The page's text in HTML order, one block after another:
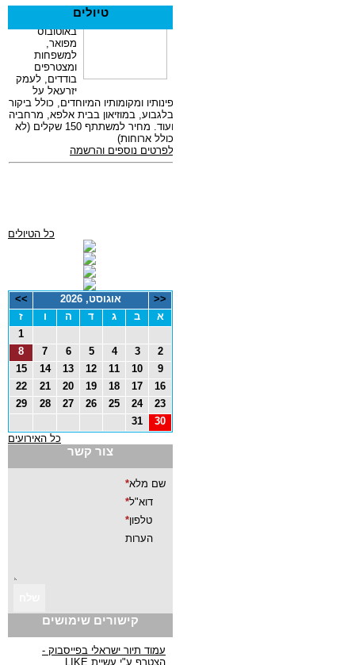
טיולים
כל הטיולים
<< אוגוסט, 2026
>>
א
ב ג ד ה ו
ז
1
2
3
4
5
6
7
8
9
10
11
12
13
14
15
16
17
18
19
20
21
22
23
24
25
26
27
28
29
30
31
כל האירועים
צור קשר
קישורים שימושים
עמוד תיור ישראלי בפייסבוק -
הצטרף ע"י עשיית LIKE